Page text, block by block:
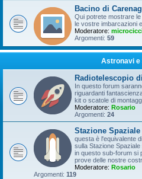
Bacino di
Qui potrete mostrare
le vostre imbarcazioni
Moderatore:
Argomenti: 59
Astronavi e
Radiotelescopio
In questo forum
riguardanti
kit o scatole di
Moderatore: Rosario
Argomenti: 24
Stazione Spaziale
questa è l'equivalente
sulla Stazione
in questo sub-forum si
prove delle nostre
Moderatore: Rosario
Argomenti: 119